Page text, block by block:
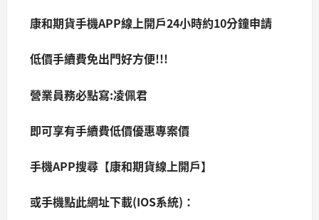
康和期貨手機APP線上開戶24小時約10分鐘申請
低價手續費免出門好方便!!!
營業員務必點寫:凌佩君
即可享有手續費低價優惠專案價
手機APP搜尋【康和期貨線上開戶】
或手機點此網址下載(IOS系統)：